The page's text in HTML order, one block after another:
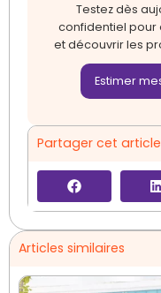
Testez dès
confidentiel pour
et découvrir les
Estimer
Partager cet article
Articles similaires